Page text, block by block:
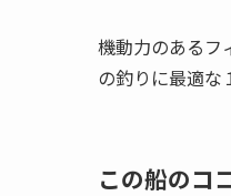
機動力のあるフ
の釣りに最適な
この船のコ